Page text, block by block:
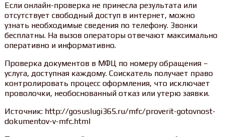
Если онлайн-проверка не принесла результата или
отсутствует свободный доступ в интернет, можно
узнать необходимые сведения по телефону. Звонки
бесплатны. На вызов операторы отвечают максимально
оперативно и информативно.
Проверка документов в МФЦ по номеру обращения –
услуга, доступная каждому. Соискатель получает право
контролировать процесс оформления, что исключает
проволочки, необоснованный отказ или утерю заявки.
Источник: http://gosuslugi365.ru/mfc/proverit-gotovnost-
dokumentov-v-mfc.html